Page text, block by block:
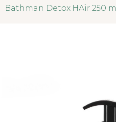
Bathman Detox HAir 250 ml